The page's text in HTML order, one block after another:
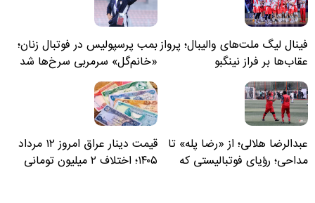
فینال لیگ ملت‌های والیبال؛ پرواز
عقاب‌ها بر فراز نینگبو
بمب پرسپولیس در فوتبال زنان؛
«خانم‌گل» سرمربی سرخ‌ها شد
عبدالرضا هلالی؛ از «رضا پله» تا
مداحی؛ رؤیای فوتبالیستی که
قیمت دینار عراق امروز ۱۲ مرداد
۱۴۰۵؛ اختلاف ۲ میلیون تومانی